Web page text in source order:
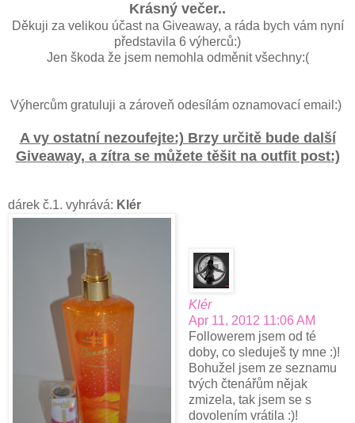
Krásný večer..
Děkuji za velikou účast na Giveaway, a ráda bych vám nyní
představila 6 výherců:)
Jen škoda že jsem nemohla odměnit všechny:(
Výhercům gratuluji a zároveň odesílám oznamovací email:)
A vy ostatní nezoufejte:) Brzy určitě bude další
Giveaway, a zítra se můžete těšit na outfit post:)
dárek č.1. vyhrává: Klér
Klér
Apr 11, 2012 11:06 AM
Followerem jsem od té
doby, co sleduješ ty mne :)!
Bohužel jsem ze seznamu
tvých čtenářům nějak
zmizela, tak jsem se s
dovolením vrátila :)!